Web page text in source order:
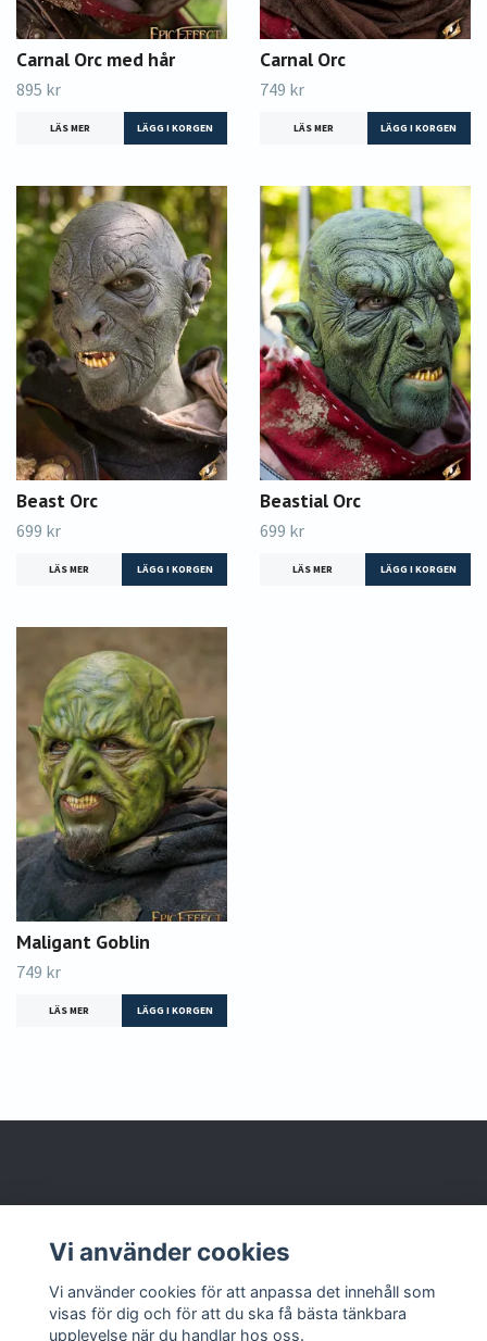
Carnal Orc med hår
895 kr
LÄS MER
Carnal Orc
749 kr
LÄS MER
Beast Orc
699 kr
LÄS MER LÄGG I KORGEN
Beastial Orc
699 kr
LÄS MER LÄGG I KORGEN
Maligant Goblin
749 kr
LÄS MER LÄGG I KORGEN
Kontakta oss
Vi använder cookies
Vi använder cookies för att anpassa det innehåll som
visas för dig och för att du ska få bästa tänkbara
upplevelse när du handlar hos oss.